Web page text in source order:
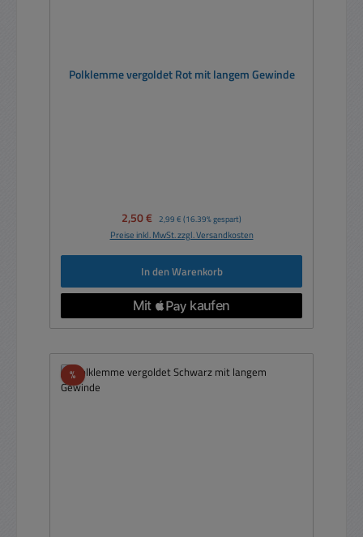
Polklemme vergoldet Rot mit langem Gewinde
Verkaufspreis:
2,50 € Regulärer Preis:
2,99 € (16.39% gespart)
Preise inkl. MwSt. zzgl. Versandkosten
In den Warenkorb
%Rabatt